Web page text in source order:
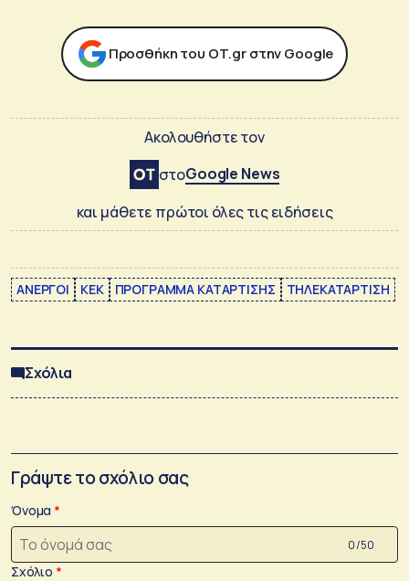
Προσθήκη του ΟΤ.gr στην Google
Ακολουθήστε τον
στοGoogle News
και μάθετε πρώτοι όλες τις ειδήσεις
ΑΝΕΡΓΟΙ ΚΕΚ ΠΡΟΓΡΑΜΜΑ ΚΑΤΑΡΤΙΣΗΣ ΤΗΛΕΚΑΤΑΡΤΙΣΗ
Σχόλια
Γράψτε το σχόλιο σας
Όνομα
0 /50
Σχόλιο